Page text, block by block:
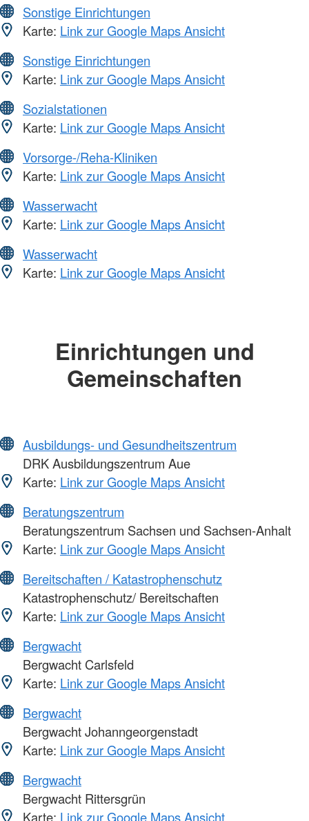
Sonstige Einrichtungen
Karte: Link zur Google Maps Ansicht
Sonstige Einrichtungen
Karte: Link zur Google Maps Ansicht
Sozialstationen
Karte: Link zur Google Maps Ansicht
Vorsorge-/Reha-Kliniken
Karte: Link zur Google Maps Ansicht
Wasserwacht
Karte: Link zur Google Maps Ansicht
Wasserwacht
Karte: Link zur Google Maps Ansicht
Einrichtungen und
Gemeinschaften
Ausbildungs- und Gesundheitszentrum
DRK Ausbildungszentrum Aue
Karte: Link zur Google Maps Ansicht
Beratungszentrum
Beratungszentrum Sachsen und Sachsen-Anhalt
Karte: Link zur Google Maps Ansicht
Bereitschaften / Katastrophenschutz
Katastrophenschutz/ Bereitschaften
Karte: Link zur Google Maps Ansicht
Bergwacht
Bergwacht Carlsfeld
Karte: Link zur Google Maps Ansicht
Bergwacht
Bergwacht Johanngeorgenstadt
Karte: Link zur Google Maps Ansicht
Bergwacht
Bergwacht Rittersgrün
Karte: Link zur Google Maps Ansicht